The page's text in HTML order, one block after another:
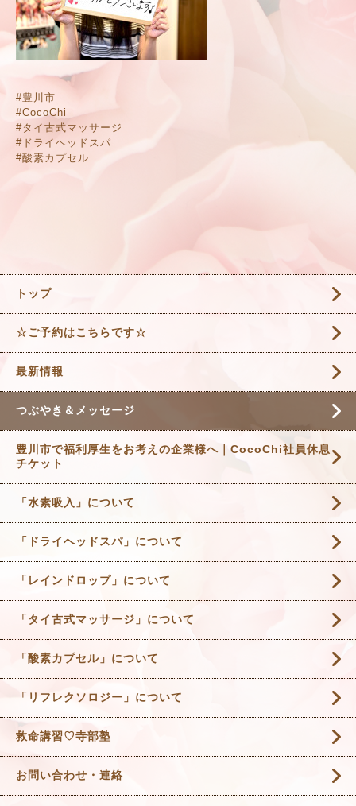
#豊川市
#CocoChi
#タイ古式マッサージ
#ドライヘッドスパ
#酸素カプセル
トップ
☆ご予約はこちらです☆
最新情報
つぶやき＆メッセージ
豊川市で福利厚生をお考えの企業様へ｜CocoChi社員休息
チケット
「水素吸入」について
「ドライヘッドスパ」について
「レインドロップ」について
「タイ古式マッサージ」について
「酸素カプセル」について
「リフレクソロジー」について
救命講習♡寺部塾
お問い合わせ・連絡